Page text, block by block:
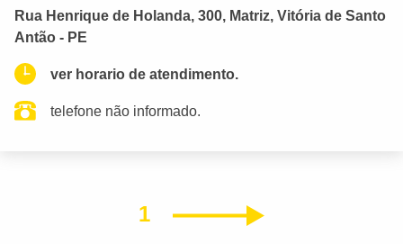
Rua Henrique de Holanda, 300, Matriz, Vitória de Santo
Antão - PE
ver horario de atendimento.
telefone não informado.
1 Próximo